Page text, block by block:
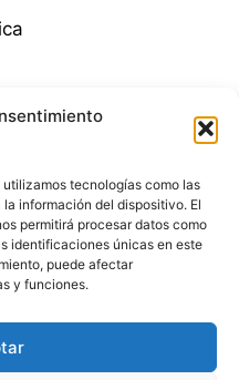
tecnologías como las
información del dispositivo. El
permitirá procesar datos como
identificaciones únicas en este
puede afectar
y funciones.